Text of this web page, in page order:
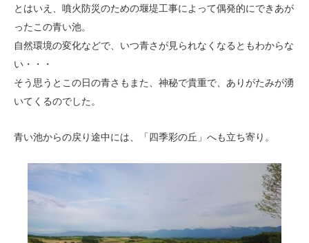
とはいえ、噴火防災のための堰堤工事によって偶発的にできあが
ったこの青い池。
自然環境の変化などで、いつ青さが見られなくなるともわからな
い・・・
そう思うとこの日の青さもまた、神秘で貴重で、ありがたみが湧
いてくるのでした。
青い池からの戻り途中には、「四季彩の丘」へも立ち寄り。